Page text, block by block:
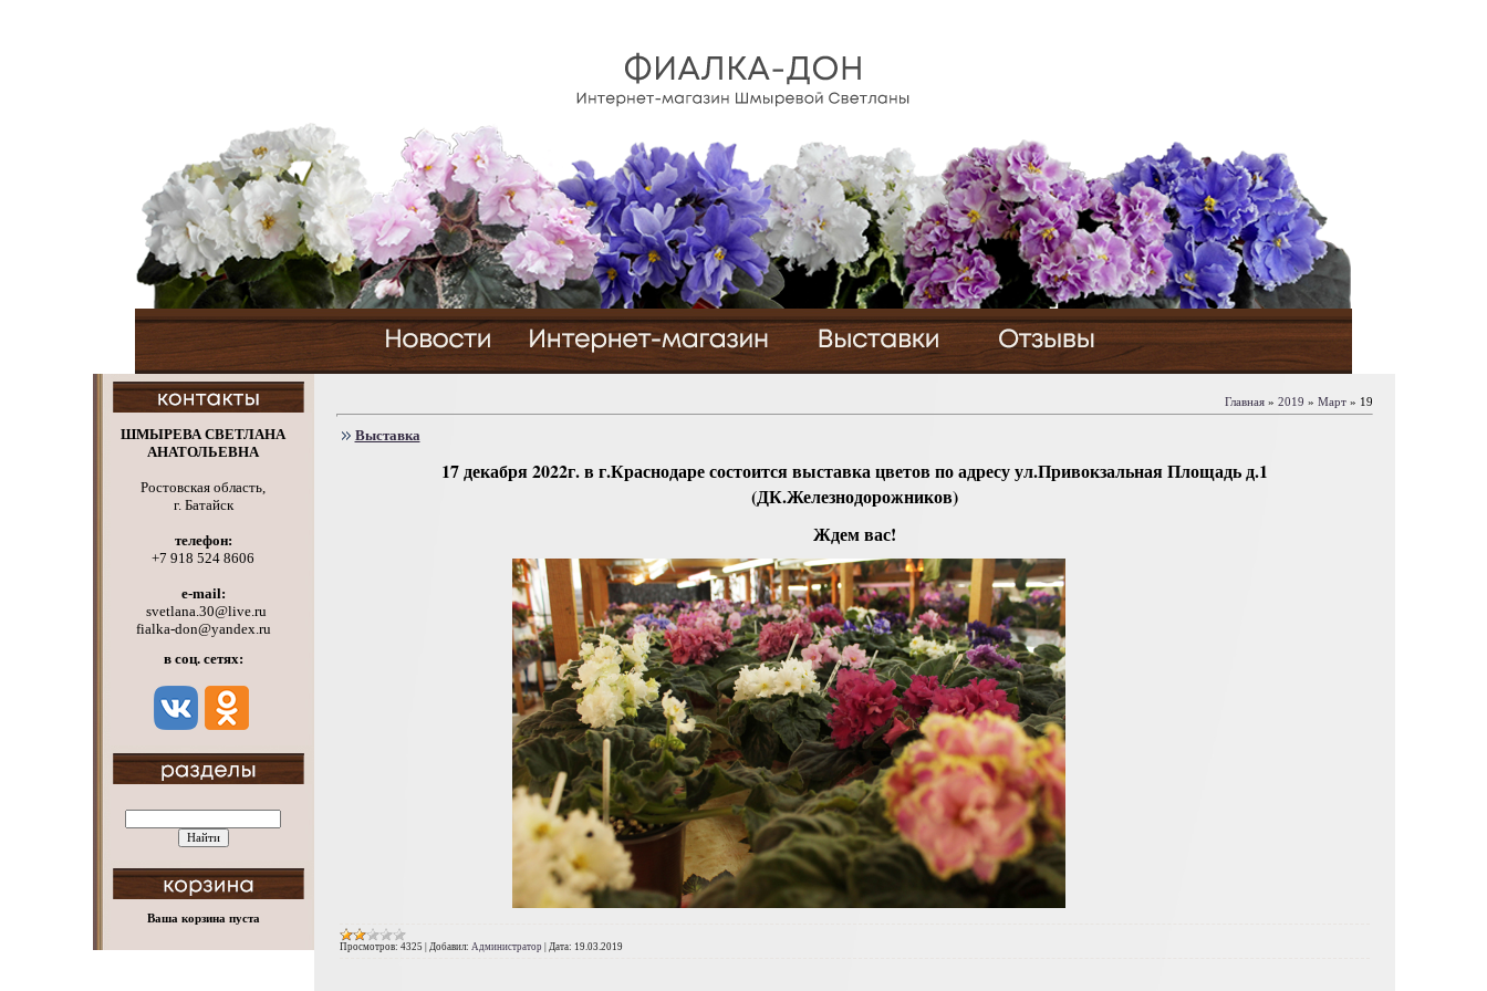
ШМЫРЕВА СВЕТЛАНА
АНАТОЛЬЕВНА
Ростовская область,
г. Батайск
телефон:
+7 918 524 8606
e-mail:
svetlana.30@live.ru
fialka-don@yandex.ru
в соц. сетях:
Ваша корзина пуста
Главная» 2019 » Март » 19
Выставка
17 декабря 2022г. в г.Краснодаре состоится выставка цветов по адресу ул.Привокзальная Площадь д.1
(ДК.Железнодорожников)
Ждем вас!
Просмотров: 4325 Добавил: Администратор Дата: 19.03.2019